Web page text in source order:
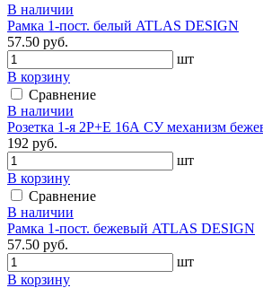
В наличии
Рамка 1-пост. белый ATLAS DESIGN
57.50 руб.
шт
В корзину
Сравнение
В наличии
Розетка 1-я 2P+E 16А СУ механизм
192 руб.
шт
В корзину
Сравнение
В наличии
Рамка 1-пост. бежевый ATLAS DESIGN
57.50 руб.
шт
В корзину